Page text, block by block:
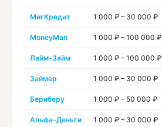
МигКредит 1 000 ₽ – 30 000 ₽
MoneyMan 1 000 ₽ – 100 000 ₽
Лайм-Займ 1 000 ₽ – 100 000 ₽
Займер 1 000 ₽ – 30 000 ₽
Бериберу 1 000 ₽ – 50 000 ₽
Альфа-Деньги 1 000 ₽ – 30 000 ₽